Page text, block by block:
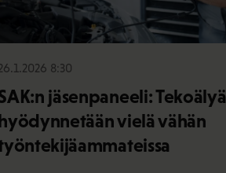
8:30
jäsenpaneeli: Tekoälyä
vielä vähän